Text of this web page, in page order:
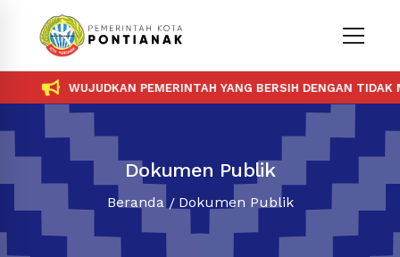
WUJUDKAN PEMERINTAH YANG BERSIH DENGAN TIDAK
Dokumen Publik
Beranda Dokumen Publik